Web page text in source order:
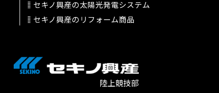
陸上競技部
セキノ興産の太陽光発電システム
セキノ興産のリフォーム商品